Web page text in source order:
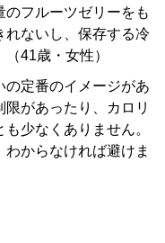
のフルーツゼリーをも
ないし、保存する冷
41歳・女性）
定番のイメージがあ
があったり、カロリ
少なくありません。
からなければ避けま